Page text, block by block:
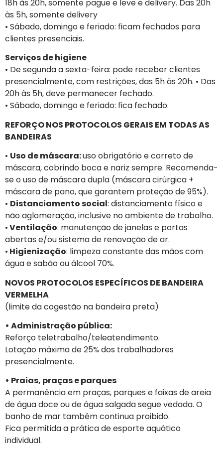
18h às 20h, somente pague e leve e delivery. Das 20h
às 5h, somente delivery
• Sábado, domingo e feriado: ficam fechados para
clientes presenciais.
Serviços de higiene
• De segunda a sexta-feira: pode receber clientes
presencialmente, com restrições, das 5h às 20h. • Das
20h às 5h, deve permanecer fechado.
• Sábado, domingo e feriado: fica fechado.
REFORÇO NOS PROTOCOLOS GERAIS EM TODAS AS
BANDEIRAS
• Uso de máscara:uso obrigatório e correto de
máscara, cobrindo boca e nariz sempre. Recomenda-
se o uso de máscara dupla (máscara cirúrgica +
máscara de pano, que garantem proteção de 95%).
• Distanciamento social: distanciamento físico e
não aglomeração, inclusive no ambiente de trabalho.
•Ventilação: manutenção de janelas e portas
abertas e/ou sistema de renovação de ar.
• Higienização: limpeza constante das mãos com
água e sabão ou álcool 70%.
NOVOS PROTOCOLOS ESPECÍFICOS DE BANDEIRA
VERMELHA
(limite da cogestão na bandeira preta)
• Administração pública:
Reforço teletrabalho/teleatendimento.
Lotação máxima de 25% dos trabalhadores
presencialmente.
• Praias, praças e parques
A permanência em praças, parques e faixas de areia
de água doce ou de água salgada segue vedada. O
banho de mar também continua proibido.
Fica permitida a prática de esporte aquático
individual.